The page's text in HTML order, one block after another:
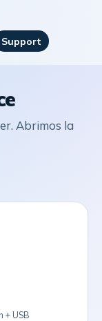
Support
Abrimos la
+ USB